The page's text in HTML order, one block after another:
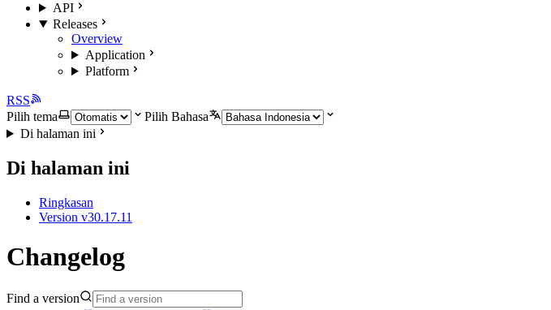
API
Releases
Overview
Application
Platform
RSS
Pilih tema
Pilih Bahasa
Di halaman ini
Di halaman ini
Ringkasan
Version v30.17.11
Changelog
Find a version